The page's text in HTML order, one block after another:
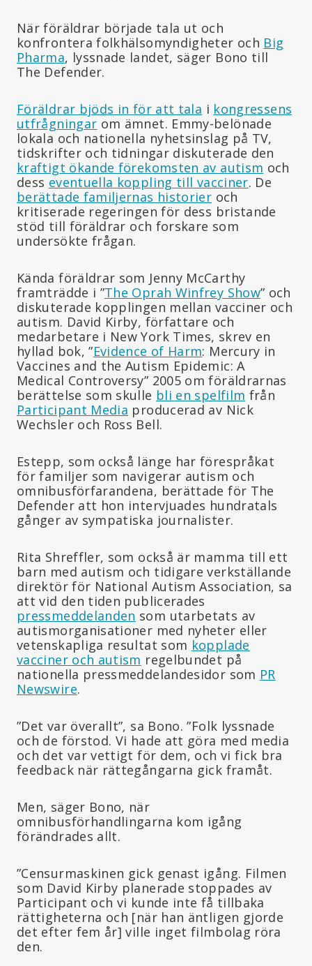
När föräldrar började tala ut och
konfrontera folkhälsomyndigheter och Big
Pharma, lyssnade landet, säger Bono till
The Defender.
Föräldrar bjöds in för att tala i kongressens
utfrågningar om ämnet. Emmy-belönade
lokala och nationella nyhetsinslag på TV,
tidskrifter och tidningar diskuterade den
kraftigt ökande förekomsten av autism och
dess eventuella koppling till vacciner. De
berättade familjernas historier och
kritiserade regeringen för dess bristande
stöd till föräldrar och forskare som
undersökte frågan.
Kända föräldrar som Jenny McCarthy
framträdde i ”The Oprah Winfrey Show” och
diskuterade kopplingen mellan vacciner och
autism. David Kirby, författare och
medarbetare i New York Times, skrev en
hyllad bok, ”Evidence of Harm: Mercury in
Vaccines and the Autism Epidemic: A
Medical Controversy” 2005 om föräldrarnas
berättelse som skulle bli en spelfilm från
Participant Media producerad av Nick
Wechsler och Ross Bell.
Estepp, som också länge har förespråkat
för familjer som navigerar autism och
omnibusförfarandena, berättade för The
Defender att hon intervjuades hundratals
gånger av sympatiska journalister.
Rita Shreffler, som också är mamma till ett
barn med autism och tidigare verkställande
direktör för National Autism Association, sa
att vid den tiden publicerades
pressmeddelanden som utarbetats av
autismorganisationer med nyheter eller
vetenskapliga resultat som kopplade
vacciner och autism regelbundet på
nationella pressmeddelandesidor som PR
Newswire.
”Det var överallt”, sa Bono. ”Folk lyssnade
och de förstod. Vi hade att göra med media
och det var vettigt för dem, och vi fick bra
feedback när rättegångarna gick framåt.
Men, säger Bono, när
omnibusförhandlingarna kom igång
förändrades allt.
”Censurmaskinen gick genast igång. Filmen
som David Kirby planerade stoppades av
Participant och vi kunde inte få tillbaka
rättigheterna och [när han äntligen gjorde
det efter fem år] ville inget filmbolag röra
den.